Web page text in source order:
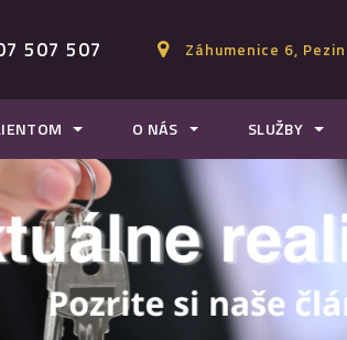
Záhumenice 6,
507 507
O NÁS SLUŽBY